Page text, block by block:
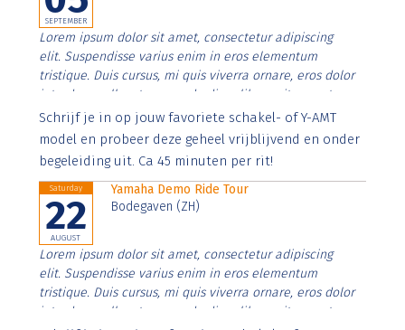
SEPTEMBER
Lorem ipsum dolor sit amet, consectetur adipiscing
elit. Suspendisse varius enim in eros elementum
tristique. Duis cursus, mi quis viverra ornare, eros dolor
interdum nulla, ut commodo diam libero vitae erat.
Aenean faucibus nibh et justo cursus id rutrum lorem
imperdiet. Nunc ut sem vitae risus tristique posuere.
Schrijf je in op jouw favoriete schakel- of Y-AMT
model en probeer deze geheel vrijblijvend en onder
begeleiding uit. Ca 45 minuten per rit!
Saturday
22
AUGUST
Yamaha Demo Ride Tour
Bodegaven (ZH)
Lorem ipsum dolor sit amet, consectetur adipiscing
elit. Suspendisse varius enim in eros elementum
tristique. Duis cursus, mi quis viverra ornare, eros dolor
interdum nulla, ut commodo diam libero vitae erat.